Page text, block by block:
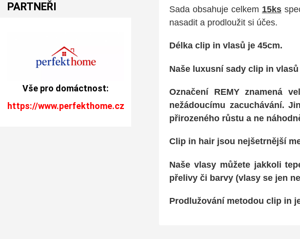
Sada obsahuje celkem 15ks
nasadit a prodloužit si účes.
Délka clip in vlasů je 45cm.
Naše luxusní sady clip in
Označení REMYznamená
nežádoucímu zacuchávání.
přirozeného růstu a ne
Clip in hair jsou nejšetrnější
Naše vlasy můžete jakkoli
přelivy či barvy (vlasy se jen
Prodlužování metodou clip in
PARTNEŘI
Vše pro domáctnost:
https://www.perfekthome.cz